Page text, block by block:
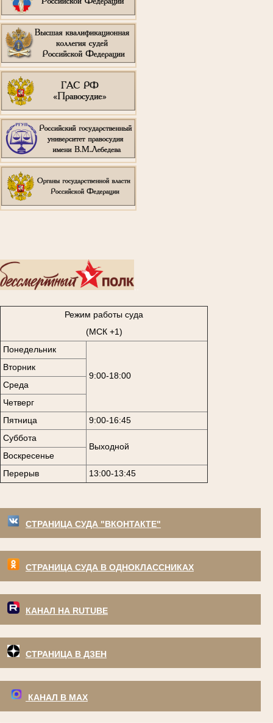
Режим работы суда
(МСК +1)
Понедельник
9:00-18:00
Вторник
Среда
Четверг
Пятница
9:00-16:45
Суббота
Выходной
Воскресенье
Перерыв
13:00-13:45
СТРАНИЦА СУДА "ВКОНТАКТЕ"
СТРАНИЦА СУДА В ОДНОКЛАССНИКАХ
КАНАЛ НА RUTUBE
СТРАНИЦА В ДЗЕН
КАНАЛ В МАХ